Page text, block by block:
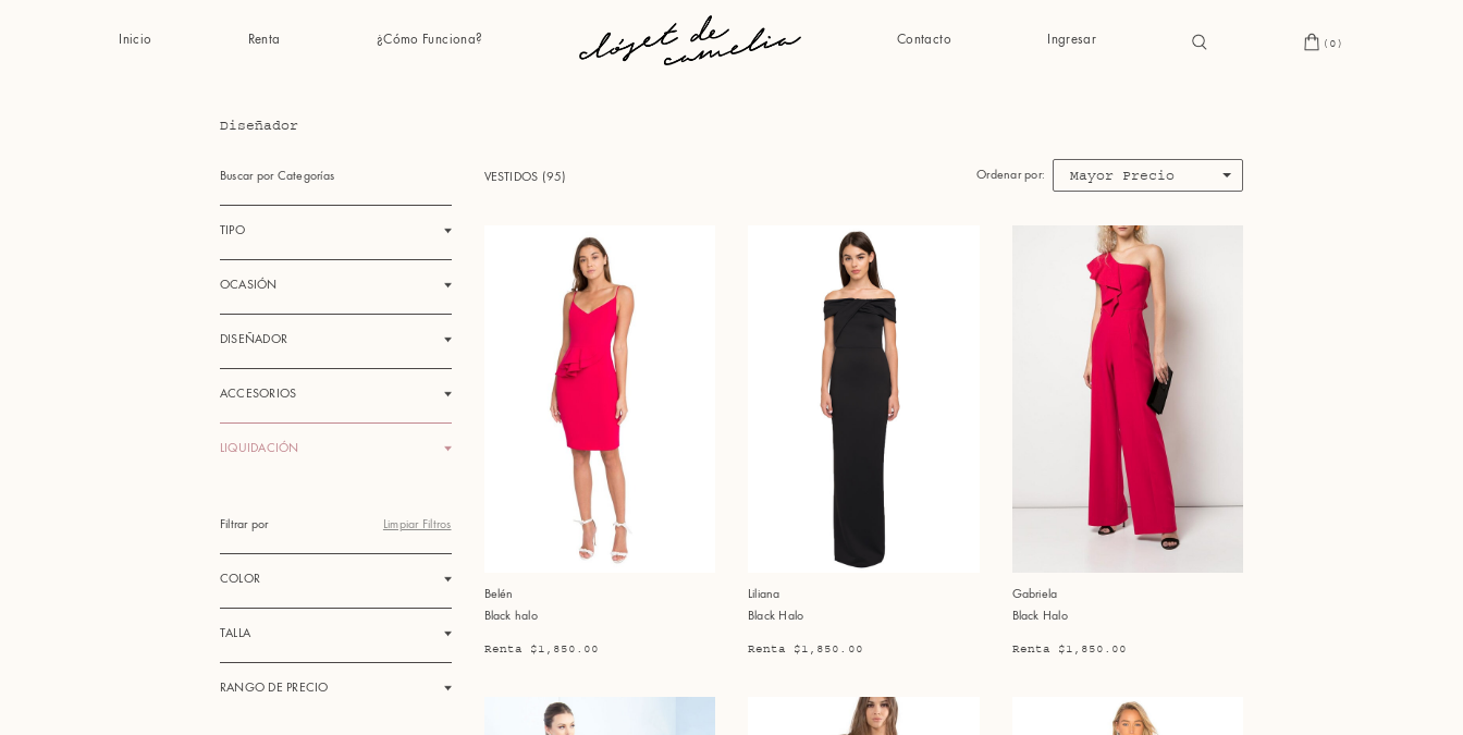
Inicio Renta ¿Cómo Funciona? Contacto Ingresar (0)
Diseñador
Buscar por Categorías
TIPO
OCASIÓN
DISEÑADOR
ACCESORIOS
LIQUIDACIÓN
Filtrar por Limpiar Filtros
COLOR
TALLA
RANGO DE PRECIO
VESTIDOS (95) Ordenar por: Mayor Precio
Belén
Black halo
Renta $1,850.00
Liliana
Black Halo
Renta $1,850.00
Gabriela
Black Halo
Renta $1,850.00